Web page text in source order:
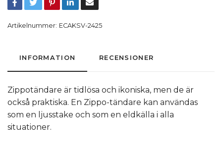
Artikelnummer: ECAKSV-2425
INFORMATION RECENSIONER
Zippotändare är tidlösa och ikoniska, men de är
också praktiska. En Zippo-tändare kan användas
som en ljusstake och som en eldkälla i alla
situationer.